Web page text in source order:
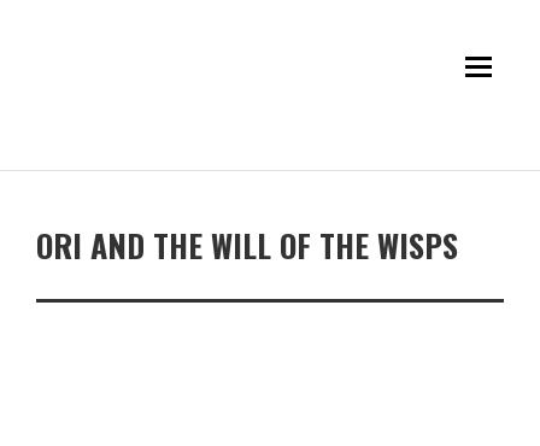
ORI AND THE WILL OF THE WISPS